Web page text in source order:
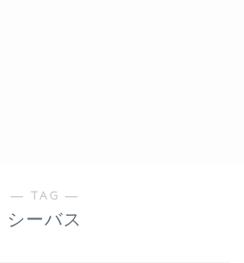
― TAG ―
シーバス